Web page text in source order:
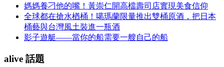
媽媽養刁他的嘴！黃崇仁開高檔壽司店實現美食信仰
全球都在搶水楢桶！噶瑪蘭限量推出雙桶原酒，把日本
桶藝與台灣風土裝進一瓶酒
影子遊艇——當你的船需要一艘自己的船
alive 話題